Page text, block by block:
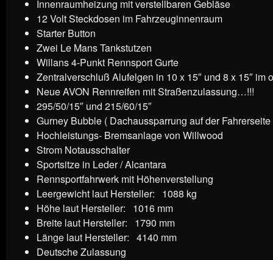
Innenraumheizung mit verstellbaren Gebläse
12 Volt Steckdosen im Fahrzeuginnenraum
Starter Button
Zwei Le Mans Tankstutzen
Willans 4-Punkt Rennsport Gurte
Zentralverschluß Alufelgen in 10 x 15″ und 8 x 15″ im
Neue AVON Rennreifen mit Straßenzulassung…!!!
295/50/15″ und 215/60/15″
Gurney Bubble ( Dachaussparrung auf der Fahrerseite
Hochleistungs- Bremsanlage von Willwood
Strom Notausschalter
Sportsitze in Leder / Alcantara
Rennsportfahrwerk mit Höhenverstellung
Leergewicht laut Hersteller: 1088 kg
Höhe laut Hersteller: 1016 mm
Breite laut Hersteller: 1790 mm
Länge laut Hersteller: 4140 mm
Deutsche Zulassung